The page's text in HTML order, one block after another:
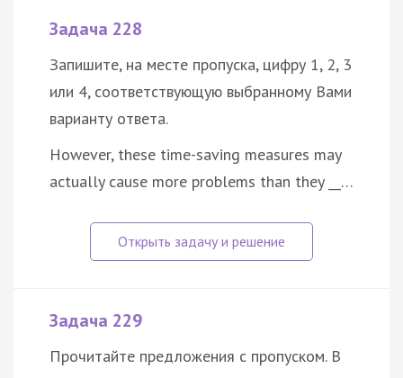
Задача 228
Запишите, на месте пропуска, цифру 1, 2, 3
или 4, соответствующую выбранному Вами
варианту ответа.
However, these time-saving measures may
actually cause more problems than they __…
Задача 229
Прочитайте предложения с пропуском. В